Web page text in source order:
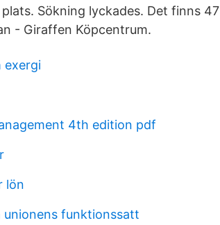
Sökning lyckades. Det finns 47
- Giraffen Köpcentrum.
exergi
4th edition pdf
lön
unionens funktionssatt